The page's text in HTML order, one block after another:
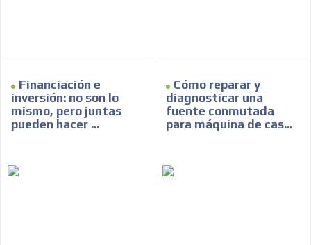
Financiación e
inversión: no son lo
mismo, pero juntas
pueden hacer ...
Cómo reparar y
diagnosticar una
fuente conmutada
para máquina de cas...